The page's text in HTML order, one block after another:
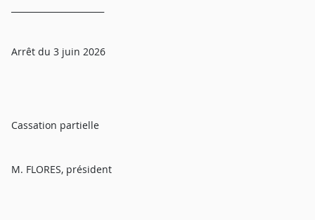
Arrêt du 3 juin 2026
Cassation partielle
M. FLORES, président